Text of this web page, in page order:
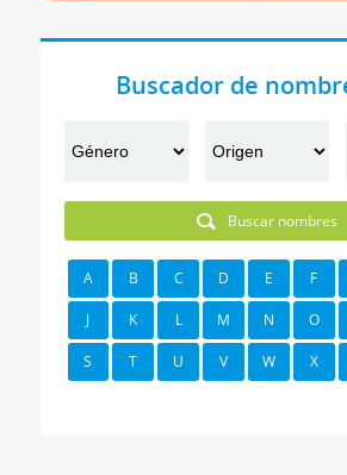
Buscador de
Buscar nombres
A B C D E F
J K L M N O
S T U V W X